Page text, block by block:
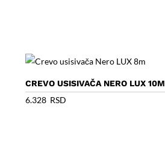
CREVO USISIVAČA NERO LUX 10M
6.328 RSD